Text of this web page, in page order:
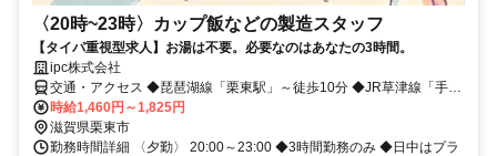
〈20時~23時〉カップ飯などの製造スタッフ
【タイパ重視型求人】お湯は不要。必要なのはあなたの3時間。
ipc株式会社
交通・アクセス ◆琵琶湖線「栗東駅」～徒歩10分 ◆JR草津線「手原
駅」～徒歩10分 ◆JR琵琶湖線「草津駅」～車10分
時給1,460円～1,825円
滋賀県栗東市
勤務時間詳細 〈夕勤〉 20:00～23:00 ◆3時間勤務のみ ◆日中はプラ